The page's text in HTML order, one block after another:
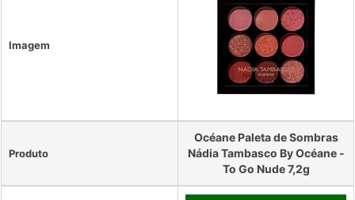
Imagem
Produto
Océane Paleta de Sombras
Nádia Tambasco By Océane -
To Go Nude 7,2g